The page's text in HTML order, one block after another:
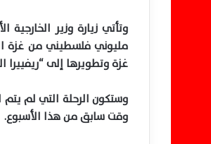
وتأتي زيارة وزير
مليوني فلسطيني من غزة
غزة وتطويرها إلى
وستكون الرحلة التي لم يتم
وقت سابق من هذا الأسبوع.